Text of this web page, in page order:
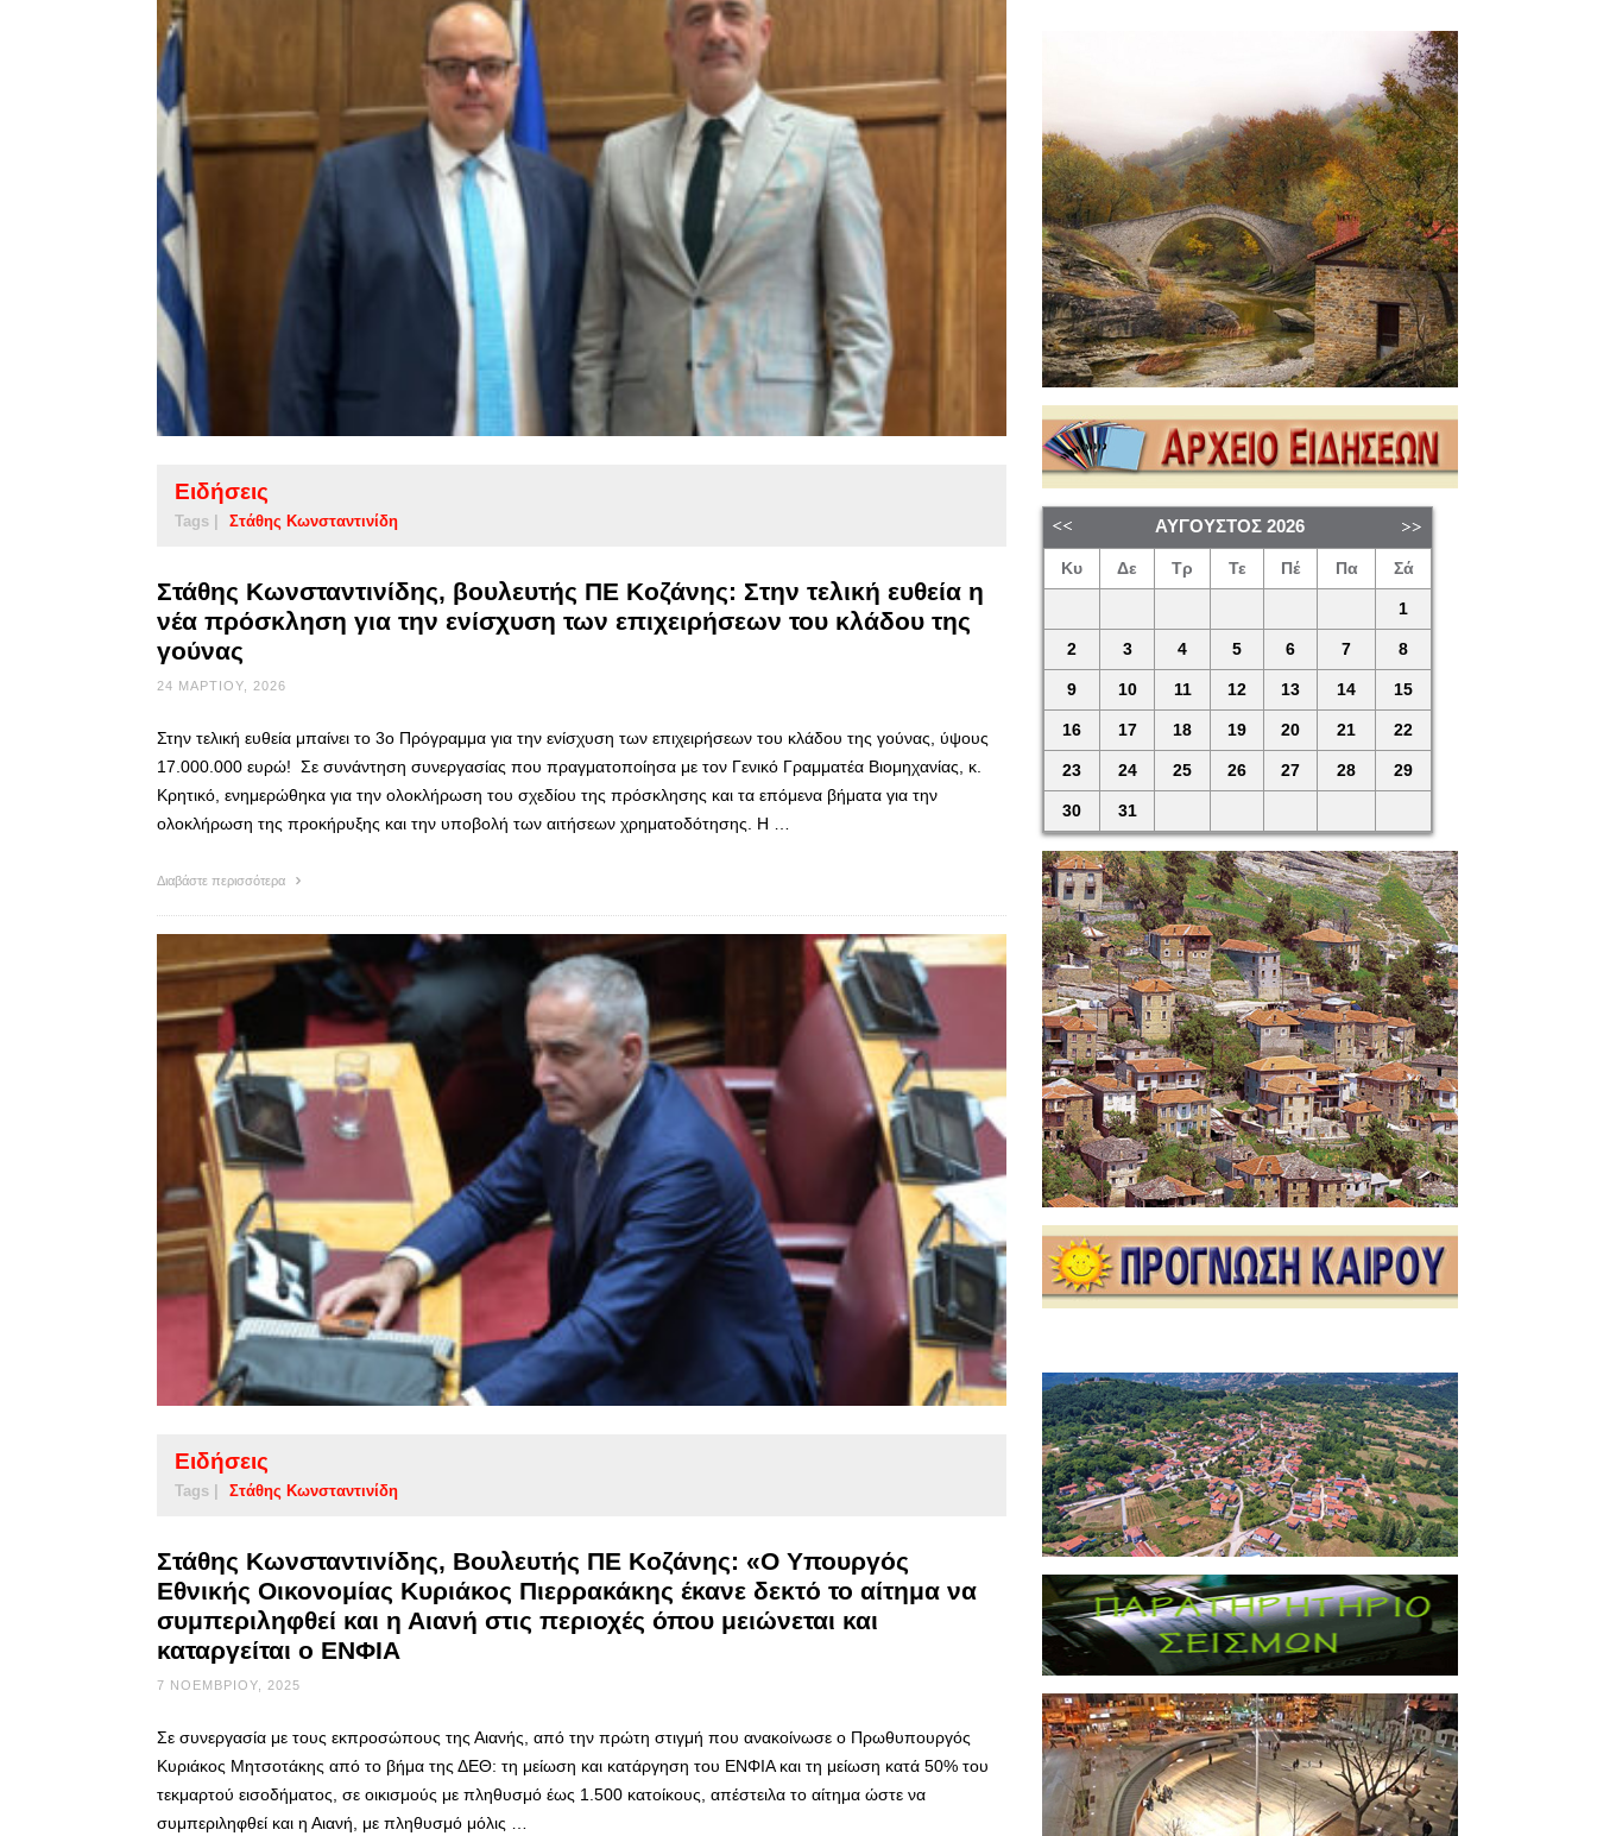
Ειδήσεις
Tags | Στάθης Κωνσταντινίδη
Στάθης Κωνσταντινίδης, βουλευτής ΠΕ Κοζάνης: Στην τελική ευθεία η
νέα πρόσκληση για την ενίσχυση των επιχειρήσεων του κλάδου της
γούνας
24 ΜΑΡΤΊΟΥ, 2026
Στην τελική ευθεία μπαίνει το 3ο Πρόγραμμα για την ενίσχυση των επιχειρήσεων του κλάδου της γούνας, ύψους
17.000.000 ευρώ! Σε συνάντηση συνεργασίας που πραγματοποίησα με τον Γενικό Γραμματέα Βιομηχανίας, κ.
Κρητικό, ενημερώθηκα για την ολοκλήρωση του σχεδίου της πρόσκλησης και τα επόμενα βήματα για την
ολοκλήρωση της προκήρυξης και την υποβολή των αιτήσεων χρηματοδότησης. Η …
Διαβάστε περισσότερα
Ειδήσεις
Tags | Στάθης Κωνσταντινίδη
Στάθης Κωνσταντινίδης, Βουλευτής ΠΕ Κοζάνης: «Ο Υπουργός
Εθνικής Οικονομίας Κυριάκος Πιερρακάκης έκανε δεκτό το αίτημα να
συμπεριληφθεί και η Αιανή στις περιοχές όπου μειώνεται και
καταργείται ο ΕΝΦΙΑ
7 ΝΟΕΜΒΡΊΟΥ, 2025
Σε συνεργασία με τους εκπροσώπους της Αιανής, από την πρώτη στιγμή που ανακοίνωσε ο Πρωθυπουργός
Κυριάκος Μητσοτάκης από το βήμα της ΔΕΘ: τη μείωση και κατάργηση του ΕΝΦΙΑ και τη μείωση κατά 50% του
τεκμαρτού εισοδήματος, σε οικισμούς με πληθυσμό έως 1.500 κατοίκους, απέστειλα το αίτημα ώστε να
συμπεριληφθεί και η Αιανή, με πληθυσμό μόλις …
ΑΎΓΟΥΣΤΟΣ 2026
Κυ Δε Τρ Τε Πέ Πα Σά
1
2 3 4 5 6 7 8
9 10 11 12 13 14 15
16 17 18 19 20 21 22
23 24 25 26 27 28 29
30 31